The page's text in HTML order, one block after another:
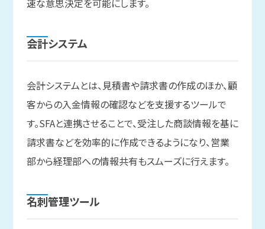
会計システム
会計システムとは、見積書や請求書の作成のほか、顧
客からの入金情報の確認などを支援するツールで
す。SFAと連携させることで、受注した商談情報を基に
請求書などを効率的に作成できるようになり、営業
部から経理部への情報共有もスムーズに行えます。
名刺管理ツール